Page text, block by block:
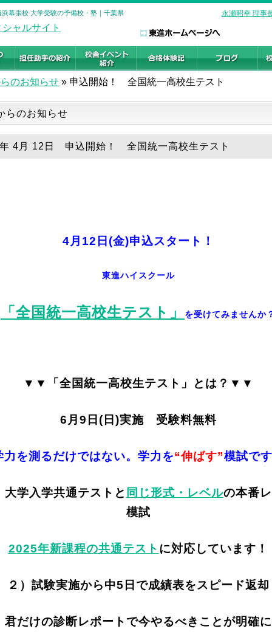
幕張校 大学受験の予備校・塾｜千葉県 永瀬昭幸 理事
のお知らせ » 申込開始！ 全国統一高校生テスト
らのお知らせ
4月 12日 申込開始！ 全国統一高校生テスト
4月12日(金)申込スタート！
東進ハイスクール
「全国統一高校生テスト」 を受けてみませんか
▼▼「全国統一高校生テスト」とは？▼▼
6月9日(日)実施 受験料無料
力を測るだけではない。学力を“伸ばす”模試です
大学入学共通テストと 同じ形式・レベルの本番
模試
2025年新課程の共通テスト に対応しています！
２）試験実施から中5日で成績表をスピード返却
君だけの診断レポートで今やるべきことが明確